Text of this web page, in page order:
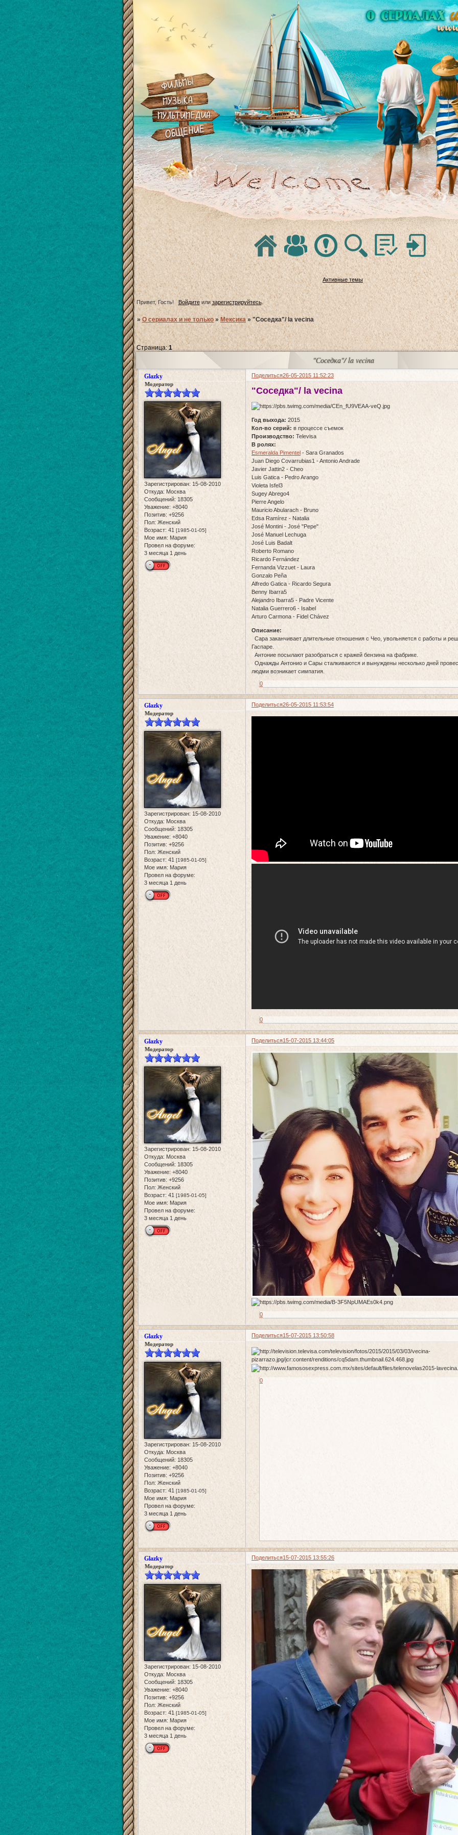
Активные темы
Привет, Гость! Войдитеилизарегистрируйтесь.
»О сериалах и не только »Мексика »"Соседка"/ la vecina
"Соседка"/ la vecina
Страница:1
Поделиться26-05-2015 11:52:23
Glazky
Модератор
Зарегистрирован: 15-08-2010
Откуда: Москва
Сообщений: 18305
Уважение: +8040
Позитив: +9256
Пол: Женский
Возраст: 41 [1985-01-05]
Мое имя: Мария
Провел на форуме:
3 месяца 1 день
"Соседка"/ la vecina
Год выхода: 2015
Кол-во серий:в процессе съемок
Производство: Televisa
В ролях:
Esmeralda Pimentel - Sara Granados
Juan Diego Covarrubias1 - Antonio Andrade
Javier Jattin2 - Cheo
Luis Gatica - Pedro Arango
Violeta Isfel3
Sugey Abrego4
Pierre Angelo
Mauricio Abularach - Bruno
Edsa Ramírez - Natalia
José Montini - José "Pepe"
José Manuel Lechuga
José Luis Badalt
Roberto Romano
Ricardo Fernández
Fernanda Vizzuet - Laura
Gonzalo Peña
Alfredo Gatica - Ricardo Segura
Benny Ibarra5
Alejandro Ibarra5 - Padre Vicente
Natalia Guerrero6 - Isabel
Arturo Carmona - Fidel Chávez
Описание:
Сара заканчивает длительные отношения с Чео, увольняется с работы и
Гаспаре.
Антоние посылают разобраться с кражей бензина на фабрике.
Однажды Антонио и Сары сталкиваются и вынуждены несколько дней
людми возникает симпатия.
0
Поделиться26-05-2015 11:53:54
Glazky
Модератор
Зарегистрирован: 15-08-2010
Откуда: Москва
Сообщений: 18305
Уважение: +8040
Позитив: +9256
Пол: Женский
Возраст: 41 [1985-01-05]
Мое имя: Мария
Провел на форуме:
3 месяца 1 день
0
Поделиться15-07-2015 13:44:05
Glazky
Модератор
Зарегистрирован: 15-08-2010
Откуда: Москва
Сообщений: 18305
Уважение: +8040
Позитив: +9256
Пол: Женский
Возраст: 41 [1985-01-05]
Мое имя: Мария
Провел на форуме:
3 месяца 1 день
0
Поделиться15-07-2015 13:50:58
Glazky
Модератор
Зарегистрирован: 15-08-2010
Откуда: Москва
Сообщений: 18305
Уважение: +8040
Позитив: +9256
Пол: Женский
Возраст:41 [1985-01-05]
Мое имя: Мария
Провел на форуме:
3 месяца 1 день
0
Поделиться15-07-2015 13:55:26
Glazky
Модератор
Зарегистрирован: 15-08-2010
Откуда: Москва
Сообщений: 18305
Уважение: +8040
Позитив: +9256
Пол: Женский
Возраст: 41 [1985-01-05]
Мое имя: Мария
Провел на форуме:
3 месяца 1 день